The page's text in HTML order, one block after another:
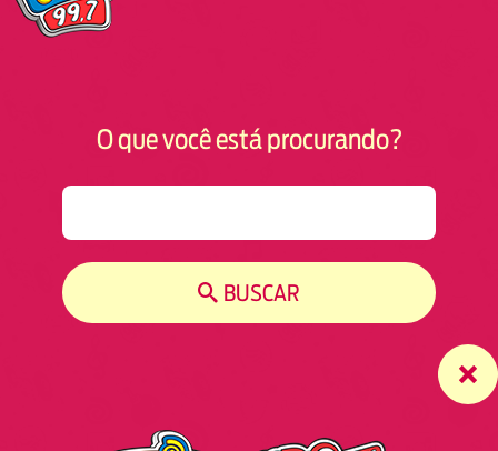
O que você está procurando?
BUSCAR